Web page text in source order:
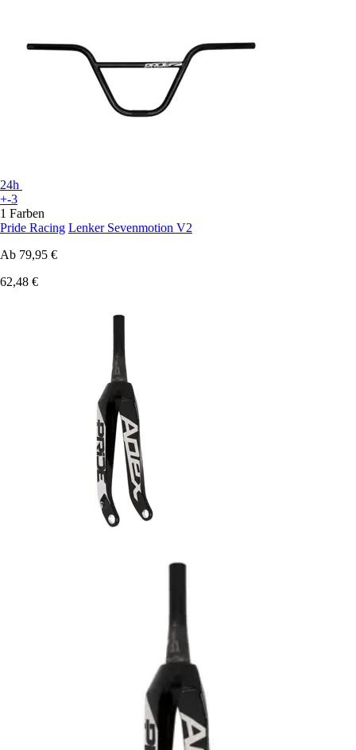
24h
+-3
1 Farben
Pride Racing Lenker Sevenmotion V2
Ab 79,95 €
62,48 €